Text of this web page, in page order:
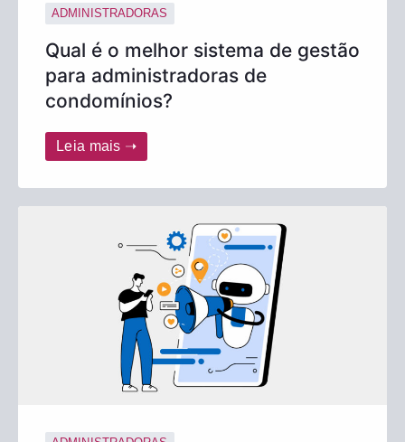
ADMINISTRADORAS
Qual é o melhor sistema de gestão
para administradoras de
condomínios?
Leia mais ➝